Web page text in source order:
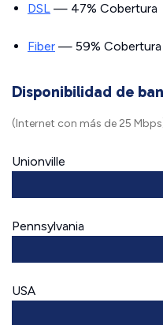
DSL — 47% Cobertura
Fiber — 59% Cobertura
Disponibilidad de
(Internet con más de 25
Unionville
Pennsylvania
USA